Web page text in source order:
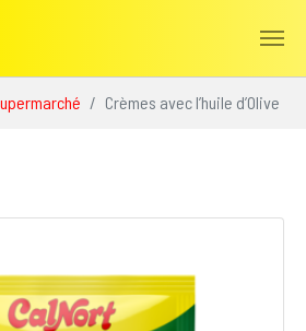
Crèmes avec l’huile d’Olive